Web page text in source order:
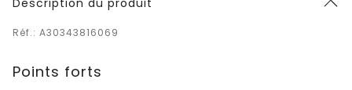
Réf.: A30343816069
Points forts